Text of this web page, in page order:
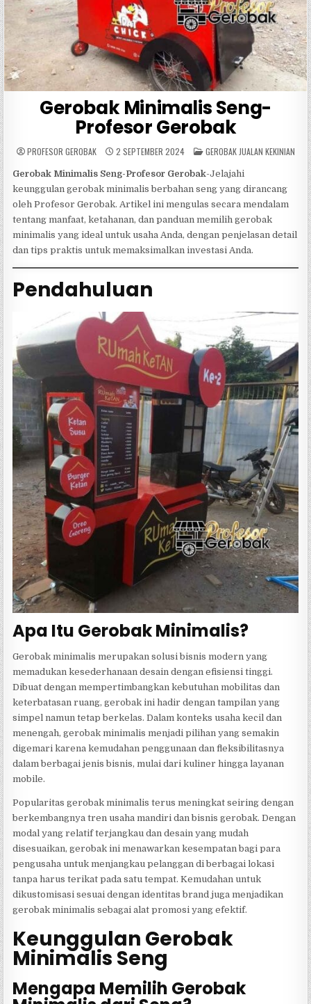
Gerobak Minimalis Seng-
Profesor Gerobak
PROFESOR GEROBAK 2 SEPTEMBER 2024 POSTED
IN
GEROBAK JUALAN KEKINIAN
Gerobak Minimalis Seng-Profesor Gerobak-Jelajahi
keunggulan gerobak minimalis berbahan seng yang dirancang
oleh Profesor Gerobak. Artikel ini mengulas secara mendalam
tentang manfaat, ketahanan, dan panduan memilih gerobak
minimalis yang ideal untuk usaha Anda, dengan penjelasan detail
dan tips praktis untuk memaksimalkan investasi Anda.
Pendahuluan
Apa Itu Gerobak Minimalis?
Gerobak minimalis merupakan solusi bisnis modern yang
memadukan kesederhanaan desain dengan efisiensi tinggi.
Dibuat dengan mempertimbangkan kebutuhan mobilitas dan
keterbatasan ruang, gerobak ini hadir dengan tampilan yang
simpel namun tetap berkelas. Dalam konteks usaha kecil dan
menengah, gerobak minimalis menjadi pilihan yang semakin
digemari karena kemudahan penggunaan dan fleksibilitasnya
dalam berbagai jenis bisnis, mulai dari kuliner hingga layanan
mobile.
Popularitas gerobak minimalis terus meningkat seiring dengan
berkembangnya tren usaha mandiri dan bisnis gerobak. Dengan
modal yang relatif terjangkau dan desain yang mudah
disesuaikan, gerobak ini menawarkan kesempatan bagi para
pengusaha untuk menjangkau pelanggan di berbagai lokasi
tanpa harus terikat pada satu tempat. Kemudahan untuk
dikustomisasi sesuai dengan identitas brand juga menjadikan
gerobak minimalis sebagai alat promosi yang efektif.
Keunggulan Gerobak
Minimalis Seng
Mengapa Memilih Gerobak